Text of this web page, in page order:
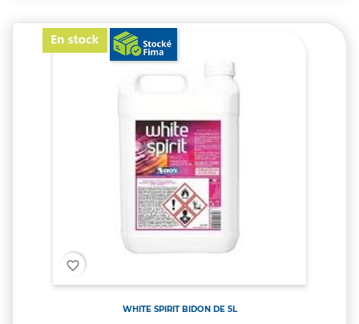
favorite_border
WHITE SPIRIT BIDON DE 5L